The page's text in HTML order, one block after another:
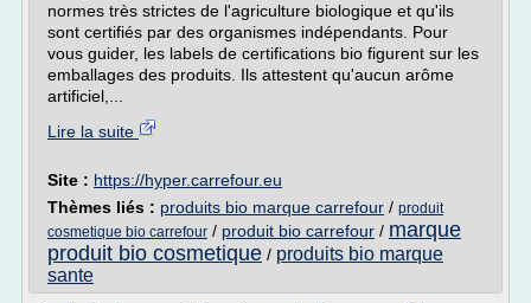
normes très strictes de l'agriculture biologique et qu'ils
sont certifiés par des organismes indépendants. Pour
vous guider, les labels de certifications bio figurent sur les
emballages des produits. Ils attestent qu'aucun arôme
artificiel,...
Lire la suite
Site : https://hyper.carrefour.eu
Thèmes liés : produits bio marque carrefour / produit
cosmetique bio carrefour / produit bio carrefour / marque
produit bio cosmetique / produits bio marque
sante